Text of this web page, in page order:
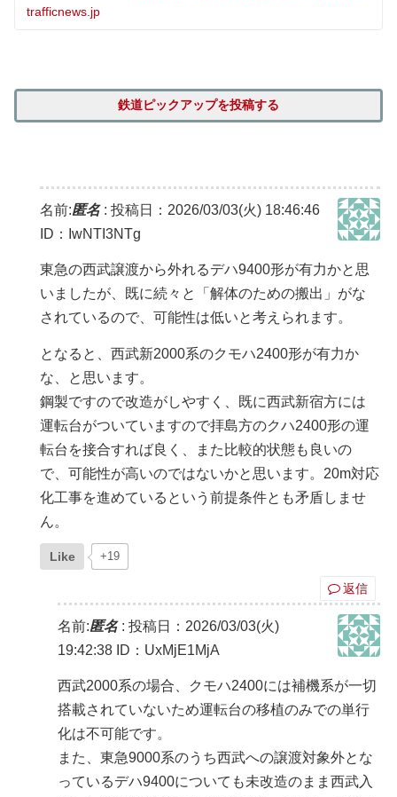
trafficnews.jp
鉄道ピックアップを投稿する
名前:匿名: 投稿日：2026/03/03(火) 18:46:46
ID：IwNTI3NTg
東急の西武譲渡から外れるデハ9400形が有力かと思
いましたが、既に続々と「解体のための搬出」がな
されているので、可能性は低いと考えられます。
となると、西武新2000系のクモハ2400形が有力か
な、と思います。
鋼製ですので改造がしやすく、既に西武新宿方には
運転台がついていますので拝島方のクハ2400形の運
転台を接合すれば良く、また比較的状態も良いの
で、可能性が高いのではないかと思います。20m対応
化工事を進めているという前提条件とも矛盾しませ
ん。
Like +19
返信
名前:匿名: 投稿日：2026/03/03(火)
19:42:38 ID：UxMjE1MjA
西武2000系の場合、クモハ2400には補機系が一切
搭載されていないため運転台の移植のみでの単行
化は不可能です。
また、東急9000系のうち西武への譲渡対象外とな
っているデハ9400についても未改造のまま西武入